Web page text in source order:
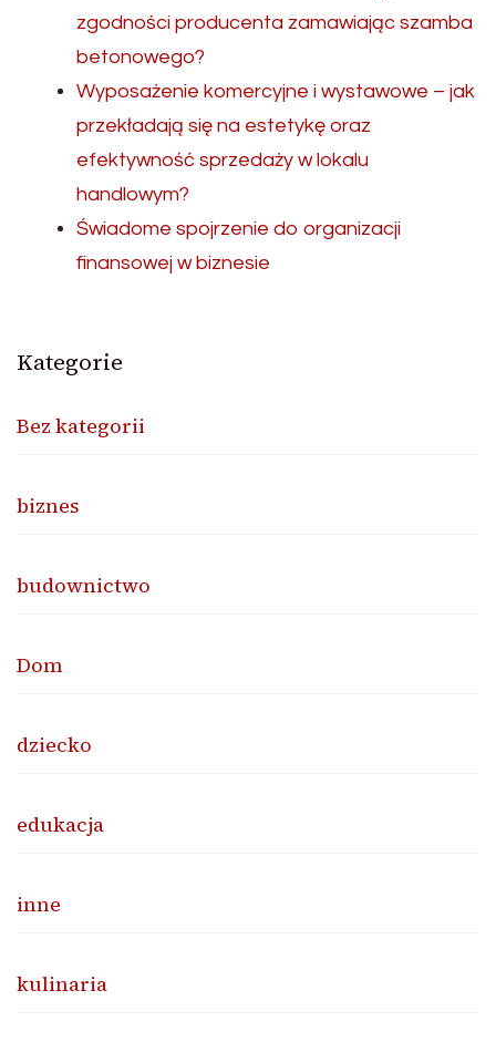
zgodności producenta zamawiając szamba
betonowego?
Wyposażenie komercyjne i wystawowe – jak
przekładają się na estetykę oraz
efektywność sprzedaży w lokalu
handlowym?
Świadome spojrzenie do organizacji
finansowej w biznesie
Kategorie
Bez kategorii
biznes
budownictwo
Dom
dziecko
edukacja
inne
kulinaria